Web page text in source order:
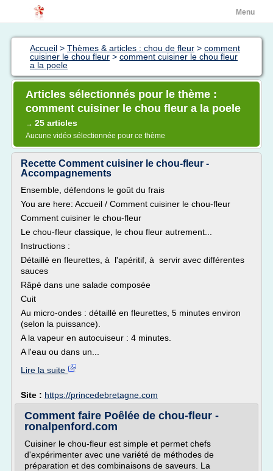
Menu
Accueil > Thèmes & articles : chou de fleur > comment
cuisiner le chou fleur > comment cuisiner le chou fleur
a la poele
Articles sélectionnés pour le thème :
comment cuisiner le chou fleur a la poele
→ 25 articles
Aucune vidéo sélectionnée pour ce thème
Recette Comment cuisiner le chou-fleur -
Accompagnements
Ensemble, défendons le goût du frais
You are here: Accueil / Comment cuisiner le chou-fleur
Comment cuisiner le chou-fleur
Le chou-fleur classique, le chou fleur autrement...
Instructions :
Détaillé en fleurettes, à l'apéritif, à servir avec différentes
sauces
Râpé dans une salade composée
Cuit
Au micro-ondes : détaillé en fleurettes, 5 minutes environ
(selon la puissance).
A la vapeur en autocuiseur : 4 minutes.
A l'eau ou dans un...
Lire la suite
Site : https://princedebretagne.com
Comment faire Poêlée de chou-fleur -
ronalpenford.com
Cuisiner le chou-fleur est simple et permet chefs
d'expérimenter avec une variété de méthodes de
préparation et des combinaisons de saveurs. La